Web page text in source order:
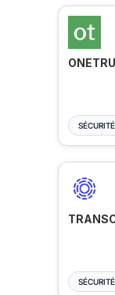
SÉCURITÉ
SÉCURITÉ